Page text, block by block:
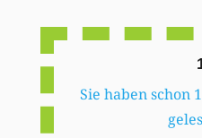
Sie haben schon